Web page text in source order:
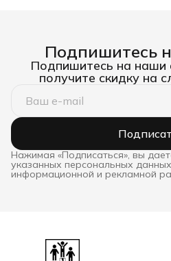
Подпишитесь
Подпишитесь на наши
получите скидку на
Нажимая «Подписаться», вы
указанных персональных
информационной и рекламной